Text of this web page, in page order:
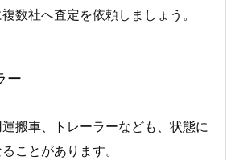
数社へ査定を依頼しましょう。
ー
搬車、トレーラーなども、状態に
ことがあります。